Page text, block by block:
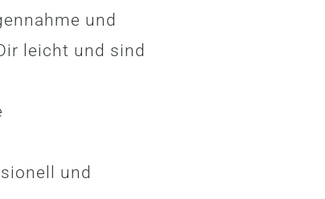
und
leicht und sind
und